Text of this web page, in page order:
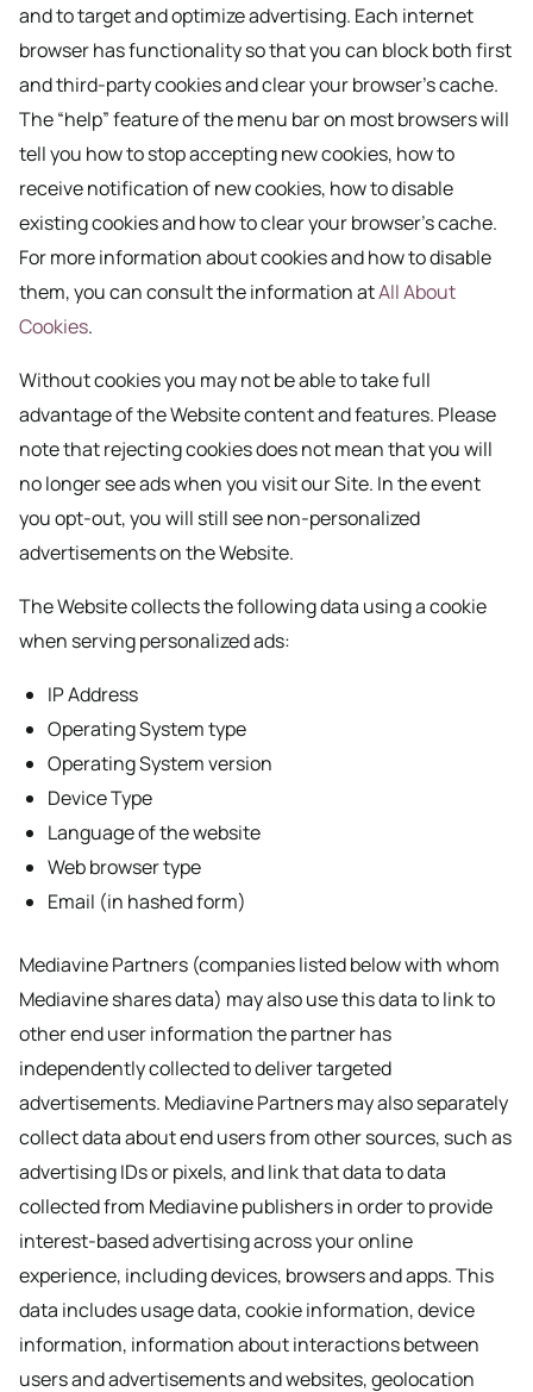
and to target and optimize advertising. Each internet
browser has functionality so that you can block both first
and third-party cookies and clear your browser’s cache.
The “help” feature of the menu bar on most browsers will
tell you how to stop accepting new cookies, how to
receive notification of new cookies, how to disable
existing cookies and how to clear your browser’s cache.
For more information about cookies and how to disable
them, you can consult the information atAll About
Cookies.
Without cookies you may not be able to take full
advantage of the Website content and features. Please
note that rejecting cookies does not mean that you will
no longer see ads when you visit our Site. In the event
you opt-out, you will still see non-personalized
advertisements on the Website.
The Website collects the following data using a cookie
when serving personalized ads:
IP Address
Operating System type
Operating System version
Device Type
Language of the website
Web browser type
Email (in hashed form)
Mediavine Partners (companies listed below with whom
Mediavine shares data) may also use this data to link to
other end user information the partner has
independently collected to deliver targeted
advertisements. Mediavine Partners may also separately
collect data about end users from other sources, such as
advertising IDs or pixels, and link that data to data
collected from Mediavine publishers in order to provide
interest-based advertising across your online
experience, including devices, browsers and apps. This
data includes usage data, cookie information, device
information, information about interactions between
users and advertisements and websites, geolocation